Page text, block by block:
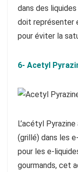
dans des
doit représenter
pour éviter la
6- Acetyl
L’acétyl
(grillé) dans les
pour les e-
gourmands, cet